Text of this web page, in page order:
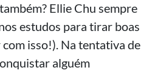
Ellie Chu sempre
estudos para tirar boas
isso!). Na tentativa de
alguém